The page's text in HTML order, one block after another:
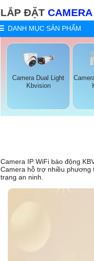
LẮP ĐẶT CAMERA
DANH MỤC SẢN PHẨM
Camera Dual Light
Kbvision
Camera IP WiFi báo động
Camera hỗ trợ nhiều phương
trạng an ninh.